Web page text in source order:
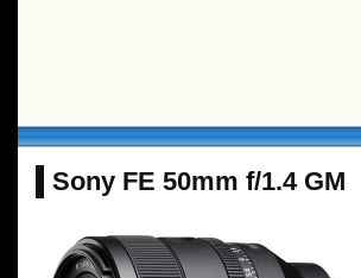
Sony FE 50mm f/1.4 GM